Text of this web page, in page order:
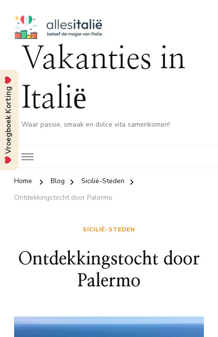
Vakanties in
Italië
Waar passie, smaak en dolce vita samenkomen!
Home Blog
Sicilië-Steden
Ontdekkingstocht door Palermo
SICILIË-STEDEN
Ontdekkingstocht door
Palermo
Vroegboek Korting